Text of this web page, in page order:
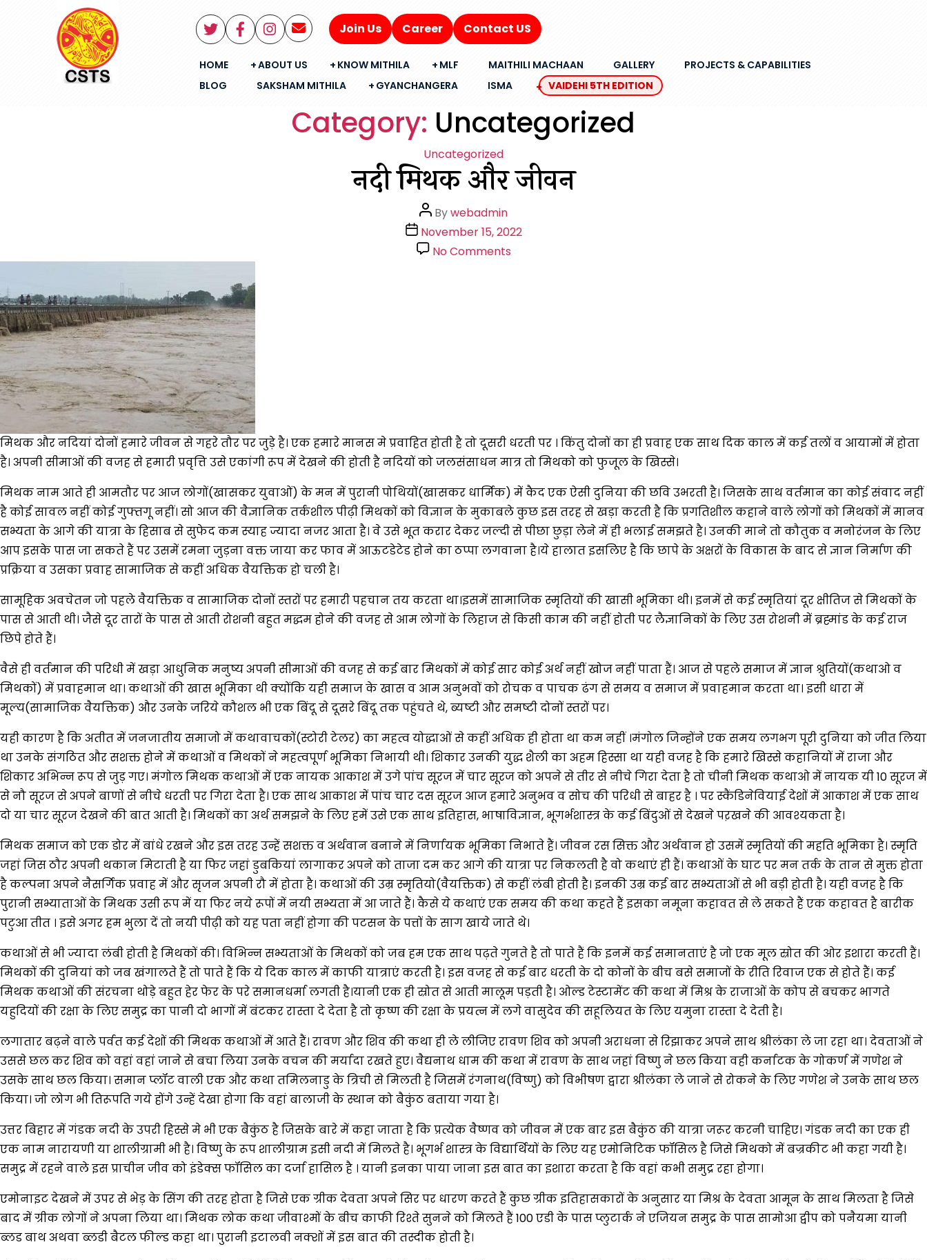
Join Us Career Contact US
HOME ABOUT US KNOW MITHILA MLF MAITHILI MACHAAN GALLERY
PROJECTS & CAPABILITIES
BLOG
SAKSHAM MITHILA GYANCHANGERA ISMA VAIDEHI 5TH EDITION
Category: Uncategorized
Categories
Uncategorized
नदी मिथक और जीवन
Post
author
Bywebadmin
Post
date
November 15, 2022
No Commentson
मिथक और नदियां दोनों हमारे जीवन से गहरे तौर पर जुड़े है। एक हमारे मानस मे प्रवाहित होती है तो दूसरी धरती पर । किंतु दोनों का ही प्रवाह एक साथ दिक काल में कई तलों व आयामों में होता
है। अपनी सीमाओं की वजह से हमारी प्रवृत्ति उसे एकांगी रूप में देखने की होती है नदियों को जलसंसाधन मात्र तो मिथको को फुजूल के खिस्से।
मिथक नाम आते ही आमतौर पर आज लोगों(खासकर युवाओं) के मन में पुरानी पोथियों(खासकर धार्मिक) में कैद एक ऐसी दुनिया की छवि उभरती है। जिसके साथ वर्तमान का कोई संवाद नहीं
है कोई सावल नहीं कोई गुफ्तगू नहीं। सो आज की वैज्ञानिक तर्कशील पीढ़ी मिथकों को विज्ञान के मुकाबले कुछ इस तरह से खड़ा करती है कि प्रगतिशील कहाने वाले लोगों को मिथकों में मानव
सभ्यता के आगे की यात्रा के हिसाब से सुफेद कम स्याह ज्यादा नजर आता है। वे उसे भूत करार देकर जल्दी से पीछा छुड़ा लेने में ही भलाई समझते है। उनकी माने तो कौतुक व मनोरंजन के लिए
आप इसके पास जा सकते हैं पर उसमें रमना जुड़ना वक्त जाया कर फाव में आऊटडेटेड होने का ठप्पा लगवाना है।ये हालात इसलिए है कि छापे के अक्षरों के विकास के बाद से ज्ञान निर्माण की
प्रक्रिया व उसका प्रवाह सामाजिक से कहीं अधिक वैयक्तिक हो चली है।
सामूहिक अवचेतन जो पहले वैयक्तिक व सामाजिक दोनों स्तरों पर हमारी पहचान तय करता था।इसमें सामाजिक स्मृतियों की खासी भूमिका थी। इनमें से कई स्मृतियां दूर क्षीतिज से मिथकों के
पास से आती थी। जैसे दूर तारों के पास से आती रोशनी बहुत मद्धम होने की वजह से आम लोगों के लिहाज से किसी काम की नहीं होती पर लैज्ञानिकों के लिए उस रोशनी में ब्रह्मांड के कई राज
छिपे होते हैं।
वैसे ही वर्तमान की परिधी में खड़ा आधुनिक मनुष्य अपनी सीमाओं की वजह से कई बार मिथकों में कोई सार कोई अर्थ नहीं खोज नहीं पाता हैं। आज से पहले समाज में ज्ञान श्रुतियों(कथाओ व
मिथकों) में प्रवाहमान था। कथाओं की खास भूमिका थी क्योंकि यही समाज के खास व आम अनुभवों को रोचक व पाचक ढंग से समय व समाज में प्रवाहमान करता था। इसी धारा में
मूल्य(सामाजिक वैयक्तिक) और उनके जरिये कौशल भी एक बिंदू से दूसरे बिंदू तक पहुंचते थे, ब्यष्टी और समष्टी दोनों स्तरों पर।
यही कारण है कि अतीत में जनजातीय समाजो में कथावाचकों(स्टोरी टेलर) का महत्व योद्धाओं से कहीं अधिक ही होता था कम नहीं ।मंगोल जिन्होंने एक समय लगभग पूरी दुनिया को जीत लिया
था उनके संगठित और सशक्त होने में कथाओं व मिथकों ने महत्वपूर्ण भूमिका निभायी थी। शिकार उनकी युद्ध शैली का अहम हिस्सा था यही वजह है कि हमारे खिस्से कहानियों में राजा और
शिकार अभिन्न रूप से जुड़ गए। मंगोल मिथक कथाओं में एक नायक आकाश में उगे पांच सूरज में चार सूरज को अपने से तीर से नीचे गिरा देता है तो चीनी मिथक कथाओ में नायक यी 10 सूरज में
से नौ सूरज से अपने बाणों से नीचे धरती पर गिरा देता है। एक साथ आकाश में पांच चार दस सूरज आज हमारे अनुभव व सोच की परिधी से बाहर है । पर स्कैंडिनेवियाई देशों में आकाश में एक साथ
दो या चार सूरज देखने की बात आती है। मिथकों का अर्थ समझने के लिए हमें उसे एक साथ इतिहास, भाषाविज्ञान, भूगर्भशास्त्र के कई बिंदुओं से देखने पऱखने की आवश्यकता है।
मिथक समाज को एक डोर में बांधे रखने और इस तरह उन्हें सशक्त व अर्थवान बनाने में निर्णायक भूमिका निभाते हैं। जीवन रस सिक्त और अर्थवान हो उसमें स्मृतियों की महति भूमिका है। स्मृति
जहां जिस ठौर अपनी थकान मिटाती है या फिर जहां डुबकियां लागाकर अपने को ताजा दम कर आगे की यात्रा पर निकलती है वो कथाएं ही हैं। कथाओं के घाट पर मन तर्क के तान से मुक्त होता
है कल्पना अपने नैसर्गिक प्रवाह में और सृजन अपनी रौ में होता है। कथाओं की उम्र स्मृतियो(वैयक्तिक) से कहीं लंबी होती है। इनकी उम्र कई बार सभ्यताओं से भी बड़ी होती है। यही वजह है कि
पुरानी सभ्याताओं के मिथक उसी रूप में या फिर नये रूपों में नयी सभ्यता में आ जाते हैं। कैसे ये कथाएं एक समय की कथा कहते हैं इसका नमूना कहावत से ले सकते हैं एक कहावत है बारीक
पटुआ तीत । इसे अगर हम भुला दें तो नयी पीढ़ी को यह पता नहीं होगा की पटसन के पत्तों के साग खाये जाते थे।
कथाओं से भी ज्यादा लंबी होती है मिथकों की। विभिन्न सभ्यताओं के मिथकों को जब हम एक साथ पढ़ते गुनते है तो पाते हैं कि इनमें कई समानताएं है जो एक मूल स्रोत की ओर इशारा करती हैं।
मिथकों की दुनियां को जब खंगालते हैं तो पाते हैं कि ये दिक काल में काफी यात्राएं करती है। इस वजह से कई बार धरती के दो कोनों के बीच बसे समाजों के रीति रिवाज एक से होते हैं। कई
मिथक कथाओं की संरचना थोड़े बहुत हेर फेर के परे समानधर्मा लगती है।यानी एक ही स्रोत से आती मालूम पड़ती है। ओल्ड टेस्टामेंट की कथा में मिश्र के राजाओं के कोप से बचकर भागते
यहुदियों की रक्षा के लिए समुद्र का पानी दो भागों में बंटकर रास्ता दे देता है तो कृष्ण की रक्षा के प्रयत्न में लगे वासुदेव की सहूलियत के लिए यमुना रास्ता दे देती है।
लगातार बढ़ने वाले पर्वत कई देशों की मिथक कथाओं में आते हैं। रावण और शिव की कथा ही ले लीजिए रावण शिव को अपनी अराधना से रिझाकर अपने साथ श्रीलंका ले जा रहा था। देवताओं ने
उससे छल कर शिव को वहां वहां जाने से बचा लिया उनके वचन की मर्यादा रखते हुए। वैद्यनाथ धाम की कथा में रावण के साथ जहां विष्णु ने छल किया वही कर्नाटक के गोकर्ण में गणेश ने
उसके साथ छल किया। समान प्लॉट वाली एक और कथा तमिलनाडु के त्रिची से मिलती है जिसमें रंगनाथ(विष्णु) को विभीषण द्वारा श्रीलंका ले जाने से रोकने के लिए गणेश ने उनके साथ छल
किया। जो लोग भी तिरूपति गये होंगे उन्हें देखा होगा कि वहां बालाजी के स्थान को बैकुंठ बताया गया है।
उत्तर बिहार में गंडक नदी के उपरी हिस्से मे भी एक बैकुंठ है जिसके बारे में कहा जाता है कि प्रत्येक वैष्णव को जीवन में एक बार इस बैकुंठ की यात्रा जरूर करनी चाहिए। गंडक नदी का एक ही
एक नाम नारायणी या शालीग्रामी भी है। विष्णु के रूप शालीग्राम इसी नदी में मिलते है। भूगर्भ शास्त्र के विद्यार्थियों के लिए यह एमोनिटिक फॉसिल है जिसे मिथको में बज्रकीट भी कहा गयी है।
समुद्र में रहने वाले इस प्राचीन जीव को इंडेक्स फॉसिल का दर्जा हासिल है । यानी इनका पाया जाना इस बात का इशारा करता है कि वहां कभी समुद्र रहा होगा।
एमोनाइट देखने में उपर से भेड़ के सिंग की तरह होता है जिसे एक ग्रीक देवता अपने सिर पर धारण करते हैं कुछ ग्रीक इतिहासकारों के अनुसार या मिश्र के देवता आमून के साथ मिलता है जिसे
बाद में ग्रीक लोगों ने अपना लिया था। मिथक लोक कथा जीवाश्मों के बीच काफी रिश्ते सुनने को मिलते हैं 100 एडी के पास प्लुटार्क ने एजियन समुद्र के पास सामोआ द्वीप को पनैयमा यानी
ब्लड बाथ अथवा ब्लडी बैटल फील्ड कहा था। पुरानी इटालवी नक्शों में इस बात की तस्दीक होती है।